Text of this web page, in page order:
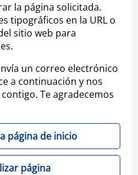
la página solicitada.
tipográficos en la URL o
sitio web para
un correo electrónico
a continuación y nos
Te agradecemos
página de inicio
página